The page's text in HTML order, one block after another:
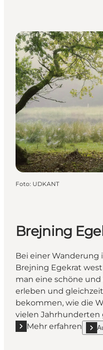
Foto: UDKANT
Brejning
Bei einer Wanderung
Brejning Egekrat
man eine schöne
erleben und
bekommen, wie die
vielen
Mehr erfahren
Mehr erfahren